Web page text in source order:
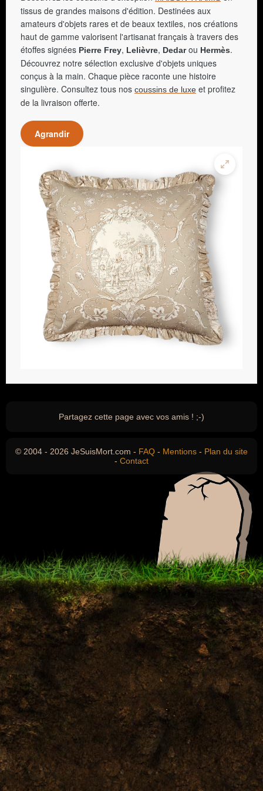
tissus de grandes maisons d'édition. Destinées aux
amateurs d'objets rares et de beaux textiles, nos créations
haut de gamme valorisent l'artisanat français à travers des
étoffes signées Pierre Frey, Lelièvre, Dedarou Hermès.
Découvrez notre sélection exclusive d'objets uniques
conçus à la main. Chaque pièce raconte une histoire
singulière. Consultez tous nos coussins de luxe et profitez
de la livraison offerte.
Agrandir
Partagez cette page avec vos amis ! ;-)
© 2004 - 2026 JeSuisMort.com - FAQ - Mentions - Plan du site
- Contact